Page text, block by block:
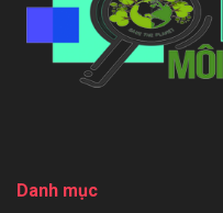
Danh mục